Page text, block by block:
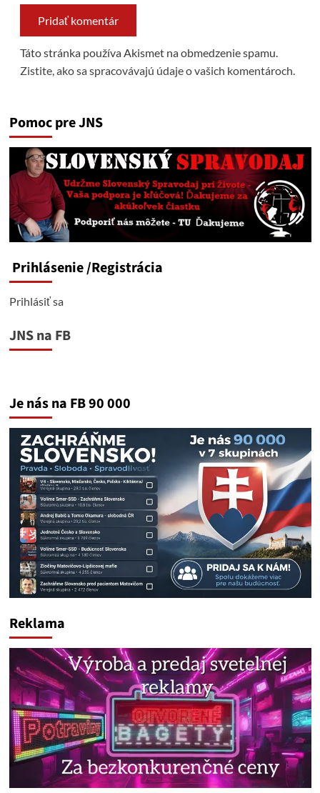
Táto stránka používa Akismet na obmedzenie spamu.
Zistite, ako sa spracovávajú údaje o vašich komentároch.
Pomoc pre JNS
Prihlásenie/Registrácia
Prihlásiť sa
JNS na FB
Je nás na FB 90 000
Reklama